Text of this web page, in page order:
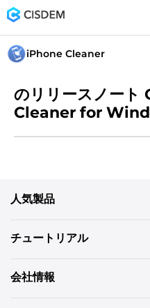
iPhone Cleaner
のリリースノー
Cleaner for
人気製品
チュートリアル
会社情報